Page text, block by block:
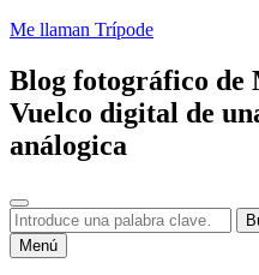
Saltar
contenido
Me llaman Trípode
Blog fotográfico de
Vuelco digital de
análogica
Buscar
Buscar:
Menú